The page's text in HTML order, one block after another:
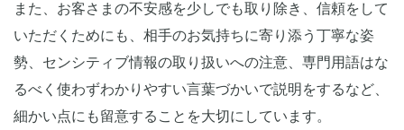
また、お客さまの不安感を少しでも取り除き、信頼をして
いただくためにも、相手のお気持ちに寄り添う丁寧な姿
勢、センシティブ情報の取り扱いへの注意、専門用語はな
るべく使わずわかりやすい言葉づかいで説明をするなど、
細かい点にも留意することを大切にしています。